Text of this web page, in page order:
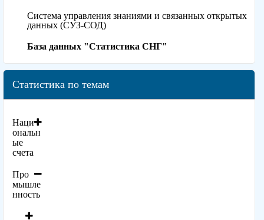
Система управления знаниями и связанных открытых
данных (СУЗ-СОД)
База данных "Статистика СНГ"
Статистика по темам
Наци
ональн
ые
счета
Про
мышле
нность